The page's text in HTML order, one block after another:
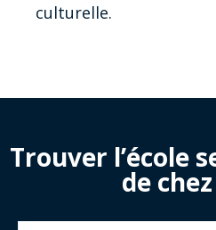
culturelle.
Trouver l’école
de